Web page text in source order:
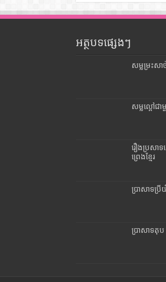
អត្ថបទផ្សេងៗ
សម្លម្រះសា
សម្លល្ពៅជា
រឿងប្រសាទ
ព្រេងខ្មែរ
ប្រាសាទប្រី
ប្រាសាទតុ